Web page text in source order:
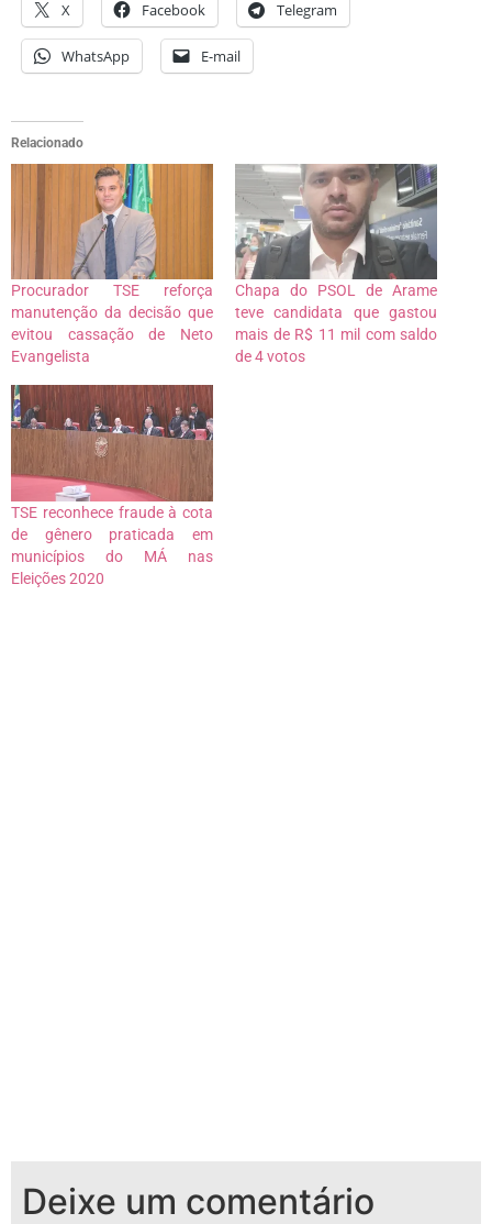
X Facebook Telegram
WhatsApp E-mail
Relacionado
Procurador TSE reforça
manutenção da decisão que
evitou cassação de Neto
Evangelista
Chapa do PSOL de Arame
teve candidata que gastou
mais de R$ 11 mil com saldo
de 4 votos
TSE reconhece fraude à cota
de gênero praticada em
municípios do MÁ nas
Eleições 2020
Deixe um comentário